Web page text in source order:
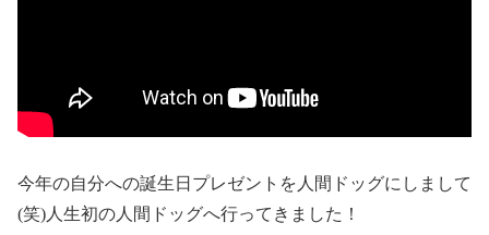
今年の自分への誕生日プレゼントを人間ドッグにしまして
(笑)人生初の人間ドッグへ行ってきました！